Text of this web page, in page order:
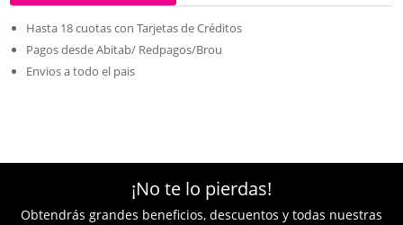
Hasta 18 cuotas con Tarjetas de Créditos
Pagos desde Abitab/ Redpagos/Brou
Envios a todo el pais
¡No te lo pierdas!
Obtendrás grandes beneficios, descuentos y todas nuestras